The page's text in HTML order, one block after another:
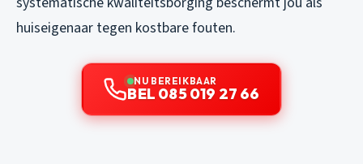
huiseigenaar tegen kostbare fouten.
NU BEREIKBAAR
BEL 085 019 27 66